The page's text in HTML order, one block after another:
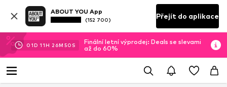
ABOUT YOU App
(152 700) Přejít do aplikace
01D 11H 26M 50 S
Finální letní výprodej: Deals se slevami
až do 60%